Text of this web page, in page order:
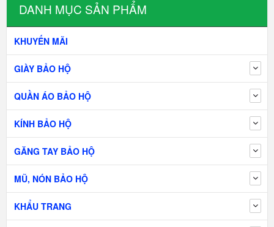
DANH MỤC SẢN PHẨM
KHUYẾN MÃI
GIÀY BẢO HỘ
QUẦN ÁO BẢO HỘ
KÍNH BẢO HỘ
GĂNG TAY BẢO HỘ
MŨ, NÓN BẢO HỘ
KHẨU TRANG